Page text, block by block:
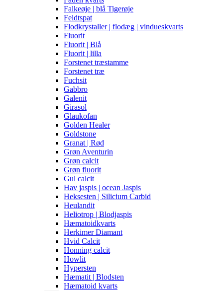
Falkeøje | blå Tigerøje
Feldtspat
Flodkrystaller | flodæg | vindueskvarts
Fluorit
Fluorit | Blå
Fluorit | lilla
Forstenet træstamme
Forstenet træ
Fuchsit
Gabbro
Galenit
Girasol
Glaukofan
Golden Healer
Goldstone
Granat | Rød
Grøn Aventurin
Grøn calcit
Grøn fluorit
Gul calcit
Hav jaspis | ocean Jaspis
Heksesten | Silicium Carbid
Heulandit
Heliotrop | Blodjaspis
Hæmatoidkvarts
Herkimer Diamant
Hvid Calcit
Honning calcit
Howlit
Hypersten
Hæmatit | Blodsten
Hæmatoid kvarts